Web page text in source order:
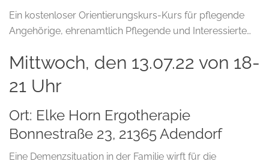
Ein kostenloser Orientierungskurs-Kurs für pflegende
Angehörige, ehrenamtlich Pflegende und Interessierte…
Mittwoch, den 13.07.22 von 18-
21 Uhr
Ort: Elke Horn Ergotherapie
Bonnestraße 23, 21365 Adendorf
Eine Demenzsituation in der Familie wirft für die